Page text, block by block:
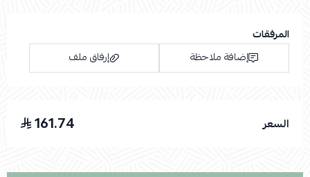
المرفقات
إضافة ملاحظة
إرفاق ملف
السعر 161.74